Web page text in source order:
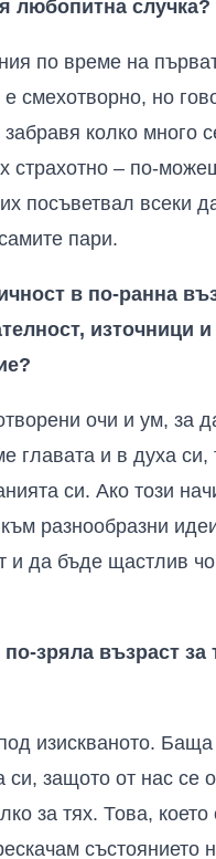
любопитна случка?
по време на
смехотворно, но
колко много
страхотно – по-
посъветвал всеки
пари.
в по-ранна
източници
очи и ум, за
главата и в духа си,
си. Ако този
разнообразни
и да бъде щастлив
зряла възраст за
изискваното.
си, защото от нас се
за тях. Това,
състоянието